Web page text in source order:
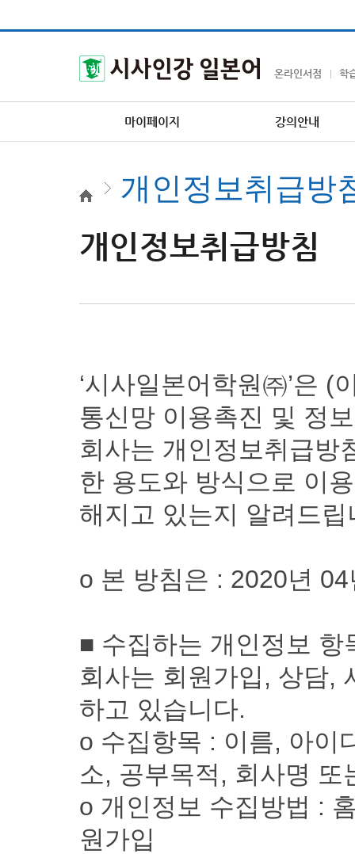
온라인서점 학
마이페이지 강의안내
개인정보취급방
개인정보취급방침
‘시사일본어학원㈜’은 (
통신망 이용촉진 및 정
회사는 개인정보취급방
한 용도와 방식으로 이
해지고 있는지 알려드립
ο 본 방침은 : 2020년
■ 수집하는 개인정보 항
회사는 회원가입, 상담,
하고 있습니다.
ο 수집항목 : 이름, 아이
소, 공부목적, 회사명 또
ο 개인정보 수집방법 :
원가입